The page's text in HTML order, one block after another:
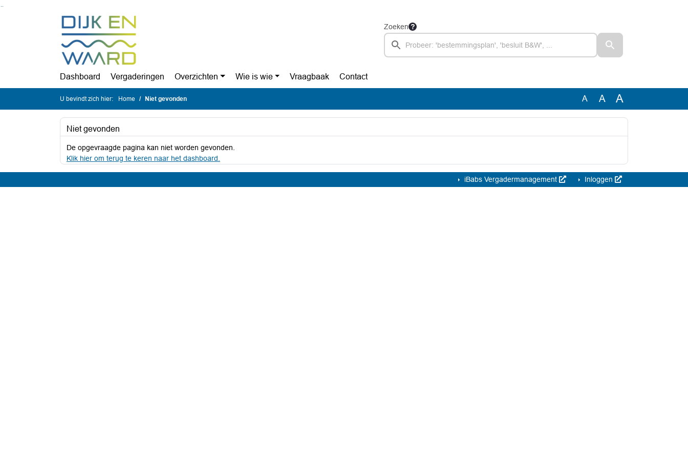
Zoeken
Dashboard Vergaderingen Overzichten Wie is wie Vraagbaak Contact
U bevindt zich hier: Home Niet gevonden A A A
Niet gevonden
De opgevraagde pagina kan niet worden gevonden.
Klik hier om terug te keren naar het dashboard.
iBabs Vergadermanagement Inloggen